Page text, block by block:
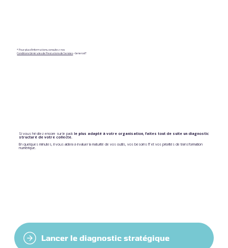
* Pour plus d'informations, consultez nos
Conditions Générales de Prestations de Services– GenerosIT
Lancer le diagnostic stratégique
Si vous hésitez encore sur le packle plus adapté à votre organisation,faites tout de suite un diagnostic
structuré de votre collecte.
En quelques minutes, il vous aidera à évaluer la maturité de vos outils, vos besoins IT et vos priorités de transformation
numérique.